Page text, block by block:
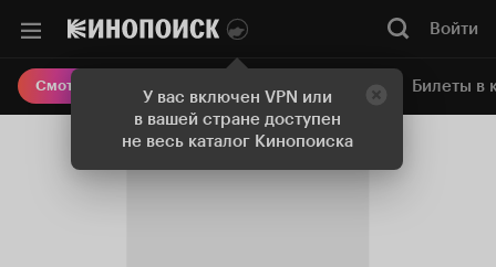
У вас включен VPN или
в вашей стране доступен
не весь каталог Кинопоиска
Войти
Смотреть кино Онлайн-кинотеатр Билеты в